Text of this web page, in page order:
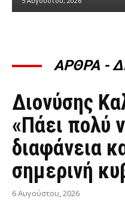
ΑΡΘΡΑ -
ΆΡΘΡΑ - ΔΕΛΤΊΑ ΤΎΠΟΥ
Διονύσης
«Πάει πολύ
διαφάνεια
σημερινή
6 Αυγούστου, 2026